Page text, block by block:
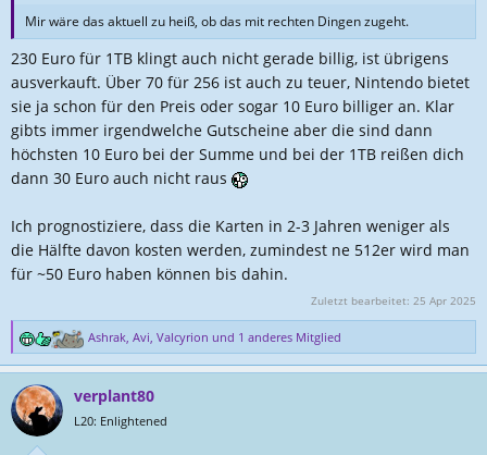
Mir wäre das aktuell zu heiß, ob das mit rechten Dingen zugeht.
230 Euro für 1TB klingt auch nicht gerade billig, ist übrigens
ausverkauft. Über 70 für 256 ist auch zu teuer, Nintendo bietet
sie ja schon für den Preis oder sogar 10 Euro billiger an. Klar
gibts immer irgendwelche Gutscheine aber die sind dann
höchsten 10 Euro bei der Summe und bei der 1TB reißen dich
dann 30 Euro auch nicht raus
Ich prognostiziere, dass die Karten in 2-3 Jahren weniger als
die Hälfte davon kosten werden, zumindest ne 512er wird man
für ~50 Euro haben können bis dahin.
Zuletzt bearbeitet: 25 Apr 2025
R
e
k
t
Ashrak, Avi, Valcyrion und 1 anderes Mitglied
verplant80
L20: Enlightened